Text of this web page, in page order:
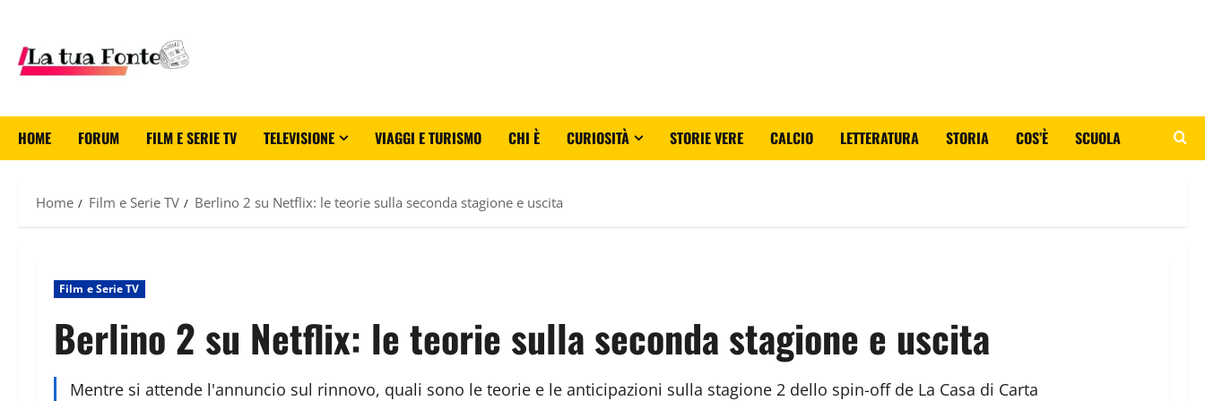
HOME FORUM FILM E SERIE TV TELEVISIONE VIAGGI E TURISMO CHI È CURIOSITÀ STORIE VERE CALCIO LETTERATURA STORIA COS’È SCUOLA
Home Film e Serie TV Berlino 2 su Netflix: le teorie sulla seconda stagione e uscita
Film e Serie TV
Berlino 2 su Netflix: le teorie sulla seconda stagione e uscita
Mentre si attende l'annuncio sul rinnovo, quali sono le teorie e le anticipazioni sulla stagione 2 dello spin-off de La Casa di Carta